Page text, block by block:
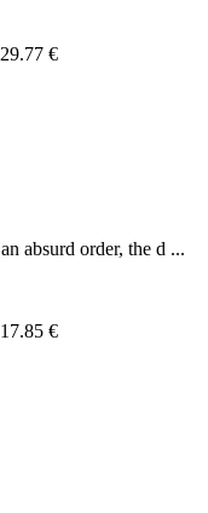
29.77 €
absurd order, the d ...
17.85 €